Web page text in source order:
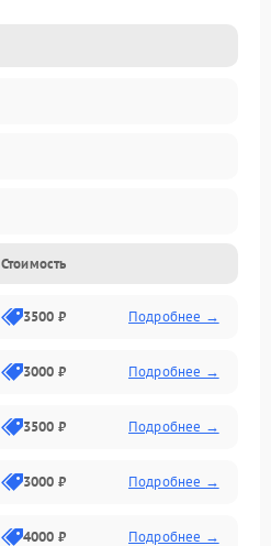
Стоимость
3500 ₽ Подробнее →
3000 ₽ Подробнее →
3500 ₽ Подробнее →
3000 ₽ Подробнее →
4000 ₽ Подробнее →